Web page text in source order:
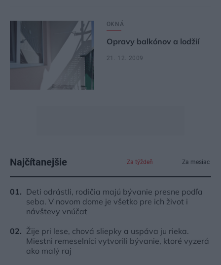
OKNÁ
Opravy balkónov a lodžií
21. 12. 2009
Najčítanejšie Za týždeň Za mesiac
Deti odrástli, rodičia majú bývanie presne podľa
seba. V novom dome je všetko pre ich život i
návštevy vnúčat
Žije pri lese, chová sliepky a uspáva ju rieka.
Miestni remeselníci vytvorili bývanie, ktoré vyzerá
ako malý raj